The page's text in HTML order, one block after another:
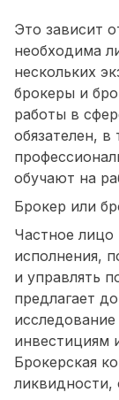
Это зависит
необходима
нескольких
брокеры и
работы в
обязателен, в
обучают на
Брокер или
Частное
исполнения,
и управлять
предлагает
инвестициям
Брокерская
ликвидности,